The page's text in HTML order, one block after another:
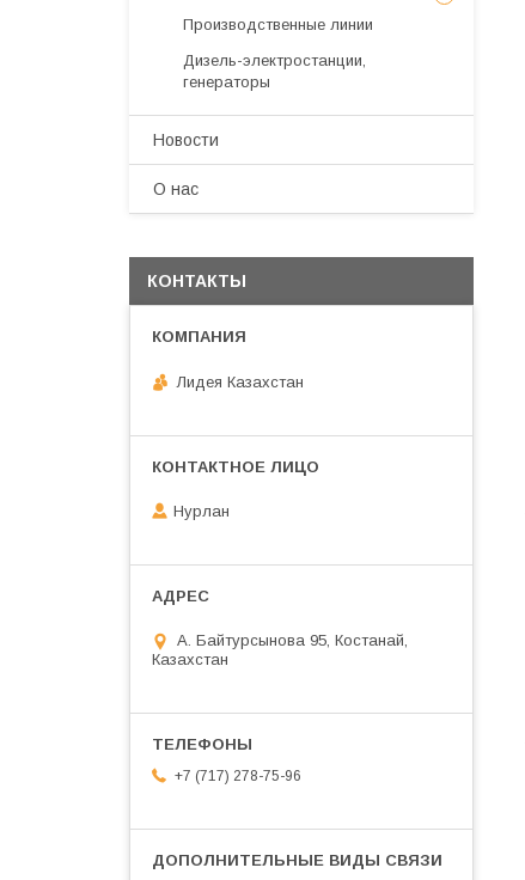
Производственные линии
Дизель-электростанции,
генераторы
Новости
О нас
КОНТАКТЫ
Лидея Казахстан
Нурлан
А. Байтурсынова 95, Костанай,
Казахстан
+7 (717) 278-75-96